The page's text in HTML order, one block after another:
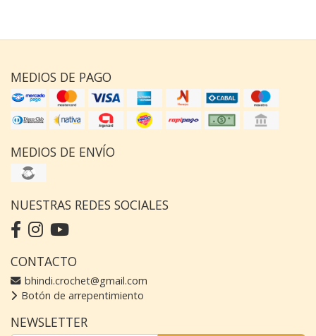
MEDIOS DE PAGO
MEDIOS DE ENVÍO
NUESTRAS REDES SOCIALES
CONTACTO
bhindi.crochet@gmail.com
Botón de arrepentimiento
NEWSLETTER